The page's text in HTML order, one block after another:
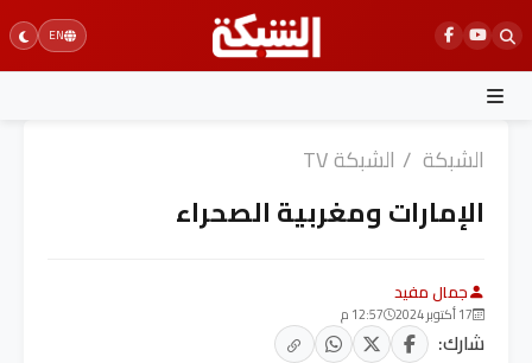
Skip
to
content
EN
الشبكة / الشبكة TV
الإمارات ومغربية الصحراء
جمال مفيد
17 أكتوبر 2024 12:57 م
شارك: